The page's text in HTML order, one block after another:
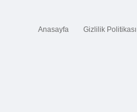
Anasayfa Gizlilik Politikası